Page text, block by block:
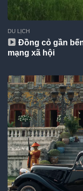
DU LỊCH
Đồng cỏ gần
mạng xã hội